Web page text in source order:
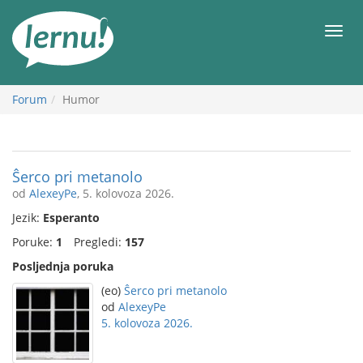
Meni
Forum Humor
Ŝerco pri metanolo
od AlexeyPe, 5. kolovoza 2026.
Jezik: Esperanto
Poruke: 1 Pregledi: 157
Posljednja poruka
(eo) Ŝerco pri metanolo
od AlexeyPe
5. kolovoza 2026.